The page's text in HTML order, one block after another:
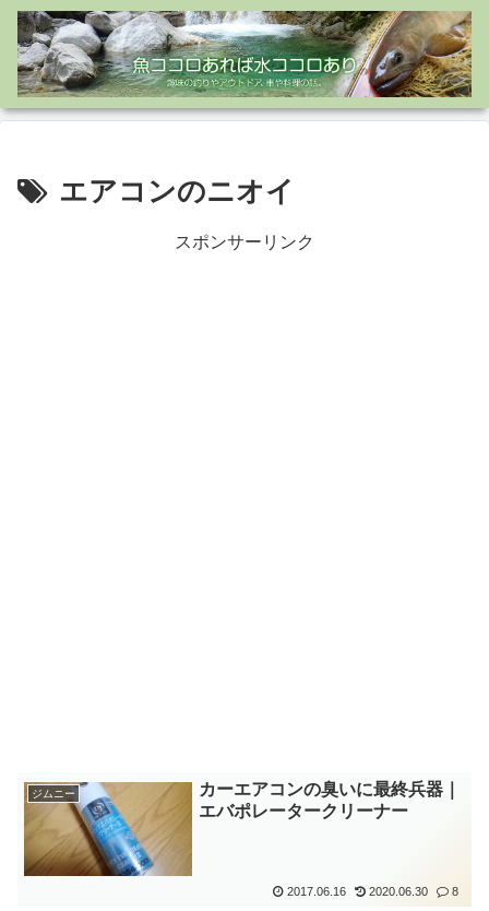
エアコンのニオイ
スポンサーリンク
ジムニー
カーエアコンの臭いに最終兵器｜
エバポレータークリーナー
2017.06.16 2020.06.30 8